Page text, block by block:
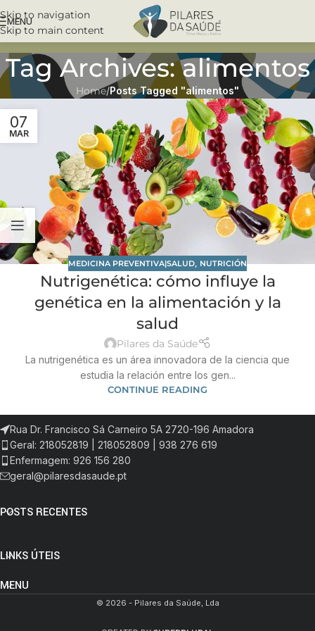
Skip to navigation
Skip to main content
MENU
Tag Archives: alimentos
Home/Posts Tagged "alimentos"
07
MAR
MEDICINA PREVENTIVA|SALUD, NUTRICIÓN
Nutrigenética: cómo influye la
genética en la alimentación y la
salud
Pilares da Saúde
La nutrigenética es un área innovadora de la ciencia que
estudia la relación entre los gen...
CONTINUE READING
Rua Dr. Francisco Sá Carneiro 5A 2720-196 Amadora
Geral: 218052819 | 218052809 | 938 276 619
Enfermagem: 926 156 280
geral@pilaresdasaude.pt
POSTS RECENTES
LINKS ÚTEIS
MENU
© 2026 - Pilares da Saúde, Lda